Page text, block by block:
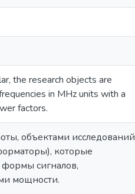
the research objects are
in MHz units with a
factors.
объектами исследований
которые
сигналов,
мощности.